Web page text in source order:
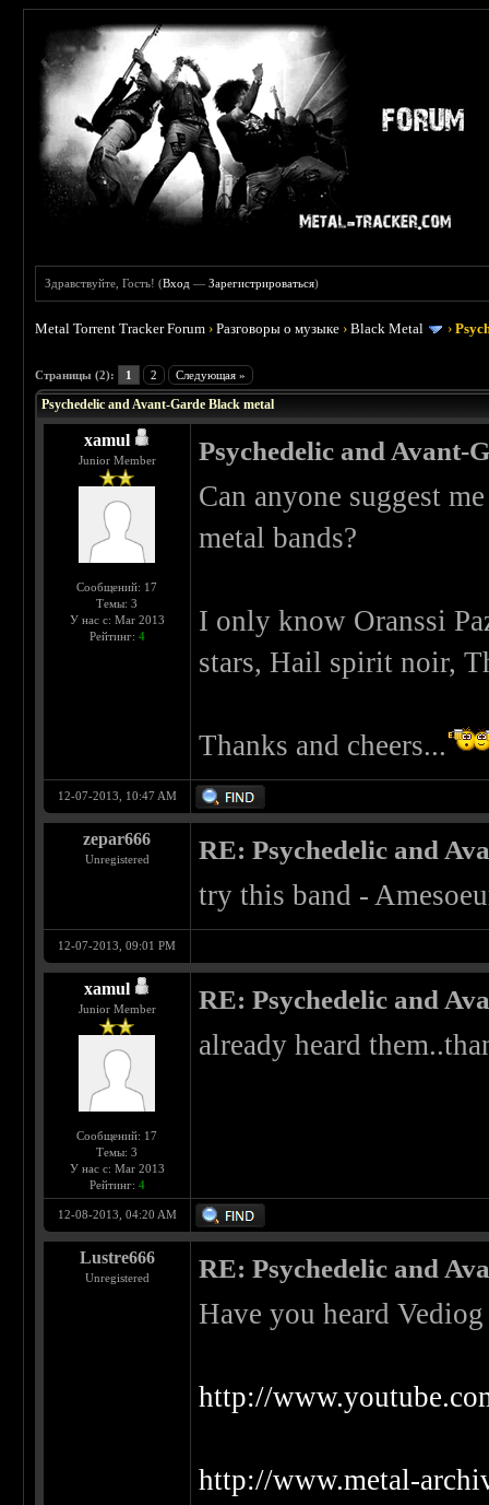
Здравствуйте, Гость! (Вход —Зарегистрироваться)
Metal Torrent Tracker Forum ›Разговоры о музыке ›Black Metal ›
Страницы (2): 1 2 Следующая »
Psychedelic and Avant-Garde Black metal
xamul
Junior Member
Сообщений: 17
Темы: 3
У нас с: Mar 2013
Рейтинг: 4
Psychedelic and Avant-
Can anyone suggest
metal bands?
I only know Oranssi
stars, Hail spirit noir,
Thanks and cheers...
12-07-2013, 10:47 AM
zepar666
Unregistered RE: Psychedelic and
try this band -
12-07-2013, 09:01 PM
xamul
Junior Member
Сообщений: 17
Темы: 3
У нас с: Mar 2013
Рейтинг: 4
RE: Psychedelic and
already heard
12-08-2013, 04:20 AM
Lustre666
Unregistered RE: Psychedelic and
Have you heard
http://
http://www.metal-